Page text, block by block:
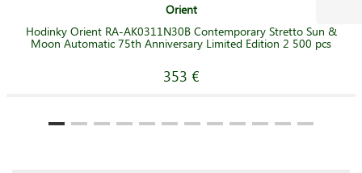
Orient
Hodinky Orient RA-AK0311N30B Contemporary Stretto Sun &
Moon Automatic 75th Anniversary Limited Edition 2 500 pcs
353 €